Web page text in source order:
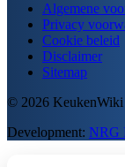
Algemene
Privacy
Cookie beleid
Disclaimer
Sitemap
© 2026 KeukenWiki
Development: NRG